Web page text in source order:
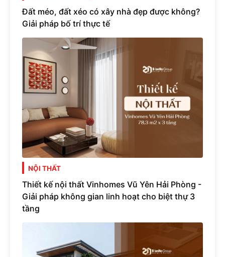
Đất méo, đất xéo có xây nhà đẹp được không?
Giải pháp bố trí thực tế
NỘI THẤT
Thiết kế nội thất Vinhomes Vũ Yên Hải Phòng -
Giải pháp không gian linh hoạt cho biệt thự 3
tầng